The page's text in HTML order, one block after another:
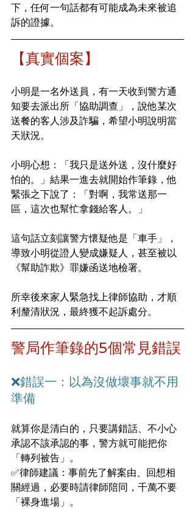
下，任何一句話都有可能成為未來被追
訴的證據。
【真實個案】
小明是一名外送員，有一天收到警方通
知要去派出所「協助調查」，說他某次
送餐的客人涉及詐騙，希望小明說明當
天狀況。
小明心想：「我只是送外送，沒什麼好
怕的。」結果一進去就開始作筆錄，他
緊張之下說了：「對啊，我常送那一
區，這次也幫忙拿錢給客人。」
這句話立刻讓警方懷疑他是「車手」，
導致小明從證人變成嫌疑人，甚至被以
《幫助詐欺》罪嫌函送地檢署。
所幸後來家人緊急找上律師協助，才順
利釐清狀況，最終獲不起訴處分。
警局作筆錄的5個常見錯誤
❌錯誤一：以為沒做壞事就不用
準備
就算你是清白的，只要講錯話、不小心
承認不該承認的事，警方就可能把你
「轉列被告」。
✅律師建議：事前先了解案由、回想相
關經過，必要時請律師陪同，千萬不要
「裸身進場」。